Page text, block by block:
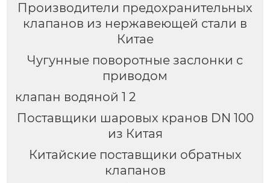
Производители предохранительных
клапанов из нержавеющей стали в
Китае
Чугунные поворотные заслонки с
приводом
клапан водяной 1 2
Поставщики шаровых кранов DN 100
из Китая
Китайские поставщики обратных
клапанов